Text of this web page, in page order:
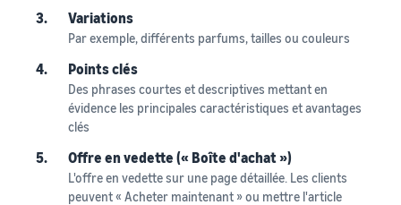
3. Variations
Par exemple, différents parfums, tailles ou couleurs
4. Points clés
Des phrases courtes et descriptives mettant en
évidence les principales caractéristiques et avantages
clés
5. Offre en vedette (« Boîte d'achat »)
L'offre en vedette sur une page détaillée. Les clients
peuvent « Acheter maintenant » ou mettre l'article